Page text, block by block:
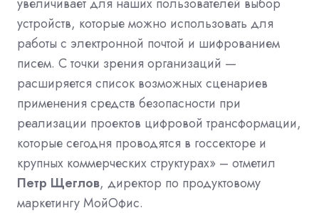
устройств, которые можно использовать для
работы с электронной почтой и шифрованием
писем. С точки зрения организаций —
расширяется список возможных сценариев
применения средств безопасности при
реализации проектов цифровой трансформации,
которые сегодня проводятся в госсекторе и
крупных коммерческих структурах» – отметил
Петр Щеглов, директор по продуктовому
маркетингу МойОфис.